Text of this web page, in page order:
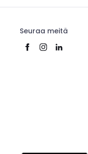
Seuraa meitä